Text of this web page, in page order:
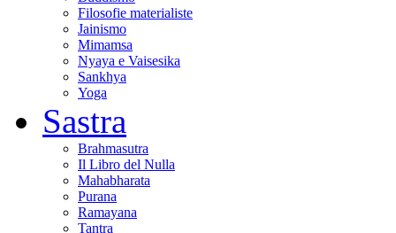
Filosofie materialiste
Jainismo
Mimamsa
Nyaya e Vaisesika
Sankhya
Yoga
Sastra
Brahmasutra
Il Libro del Nulla
Mahabharata
Purana
Ramayana
Tantra